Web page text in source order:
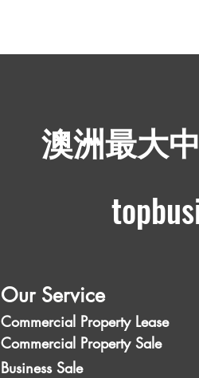
澳洲最大
Our Service
Commercial Property Lease
Commercial Property Sale
Business Sale